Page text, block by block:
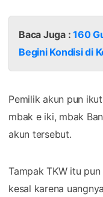
Baca Juga :160
Begini Kondisi di
Pemilik akun pun
mbak e iki, mbak
akun tersebut.
Tampak TKW itu
kesal karena